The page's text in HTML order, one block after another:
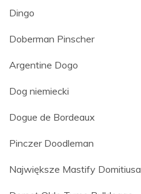
Dingo
Doberman Pinscher
Argentine Dogo
Dog niemiecki
Dogue de Bordeaux
Pinczer Doodleman
Największe Mastify Domitiusa